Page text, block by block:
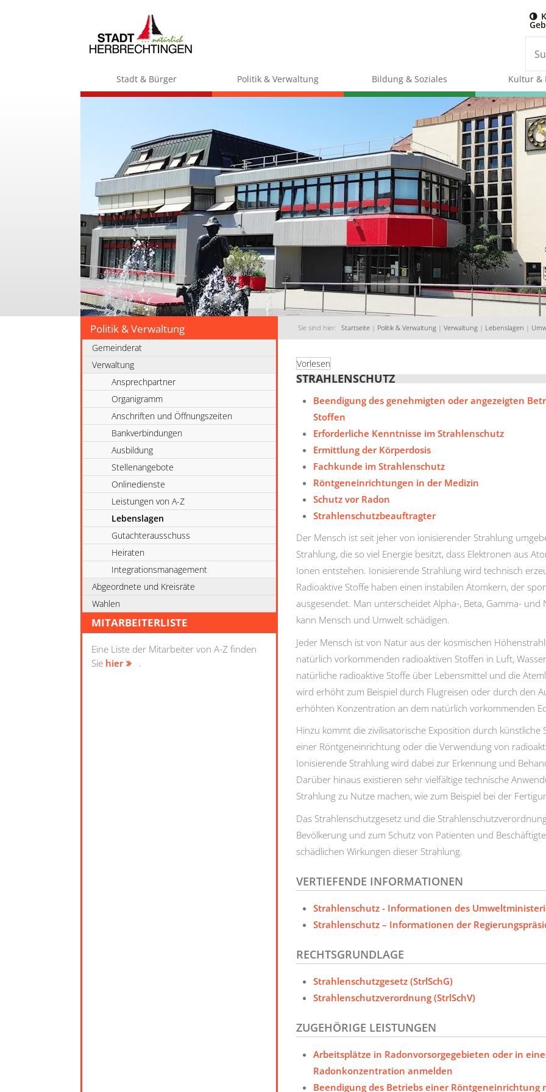
Stadt & Bürger Politik & Verwaltung Bildung & Soziales Kultur &
Politik & Verwaltung Sie sind hier: Startseite | Politik & Verwaltung | Verwaltung | Lebenslagen |
Gemeinderat
Verwaltung
Ansprechpartner
Organigramm
Anschriften und Öffnungszeiten
Bankverbindungen
Ausbildung
Stellenangebote
Onlinedienste
Leistungen von A-Z
Lebenslagen
Gutachterausschuss
Heiraten
Integrationsmanagement
Abgeordnete und Kreisräte
Wahlen
MITARBEITERLISTE
Eine Liste der Mitarbeiter von A-Z finden
Sie hier .
Vorlesen
STRAHLENSCHUTZ
Beendigung des genehmigten oder angezeigten
Stoffen
Erforderliche Kenntnisse im Strahlenschutz
Ermittlung der Körperdosis
Fachkunde im Strahlenschutz
Röntgeneinrichtungen in der Medizin
Schutz vor Radon
Strahlenschutzbeauftragter
Der Mensch ist seit jeher von ionisierender Strahlung
Strahlung, die so viel Energie besitzt, dass Elektronen aus
Ionen entstehen. Ionisierende Strahlung wird technisch
Radioaktive Stoffe haben einen instabilen Atomkern, der
ausgesendet. Man unterscheidet Alpha-, Beta, Gamma- und
kann Mensch und Umwelt schädigen.
Jeder Mensch ist von Natur aus der kosmischen
natürlich vorkommenden radioaktiven Stoffen in Luft,
natürliche radioaktive Stoffe über Lebensmittel und die
wird erhöht zum Beispiel durch Flugreisen oder durch den
erhöhten Konzentration an dem natürlich vorkommenden
Hinzu kommt die zivilisatorische Exposition durch künstliche
einer Röntgeneinrichtung oder die Verwendung von
Ionisierende Strahlung wird dabei zur Erkennung und
Darüber hinaus existieren sehr vielfältige technische
Strahlung zu Nutze machen, wie zum Beispiel bei der
Das Strahlenschutzgesetz und die
Bevölkerung und zum Schutz von Patienten und
schädlichen Wirkungen dieser Strahlung.
VERTIEFENDE INFORMATIONEN
Strahlenschutz - Informationen des
Strahlenschutz – Informationen der
RECHTSGRUNDLAGE
Strahlenschutzgesetz (StrlSchG)
Strahlenschutzverordnung (StrlSchV)
ZUGEHÖRIGE LEISTUNGEN
Arbeitsplätze in Radonvorsorgegebieten oder in
Radonkonzentration anmelden
Beendigung des Betriebs einer Röntgeneinrichtung